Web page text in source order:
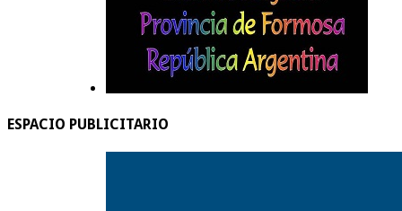
ESPACIO PUBLICITARIO